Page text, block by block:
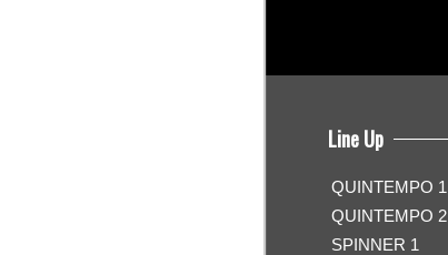
Line Up
QUINTEMPO 1
QUINTEMPO 2
SPINNER 1